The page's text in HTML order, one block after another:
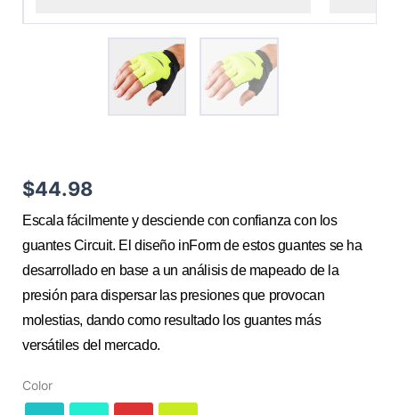
$44.98
Escala fácilmente y desciende con confianza con los
guantes Circuit. El diseño inForm de estos guantes se ha
desarrollado en base a un análisis de mapeado de la
presión para dispersar las presiones que provocan
molestias, dando como resultado los guantes más
versátiles del mercado.
Color